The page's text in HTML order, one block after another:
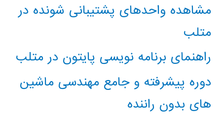
مشاهده واحدهای پشتیبانی شونده در
متلب
راهنمای برنامه نویسی پایتون در متلب
دوره پیشرفته و جامع مهندسی ماشین
های بدون راننده